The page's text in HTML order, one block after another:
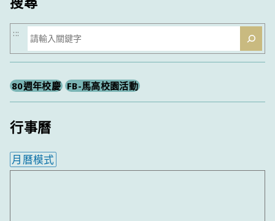
搜
尋
:::
80週年校慶 FB-馬高校園活動
行事曆
月曆模式